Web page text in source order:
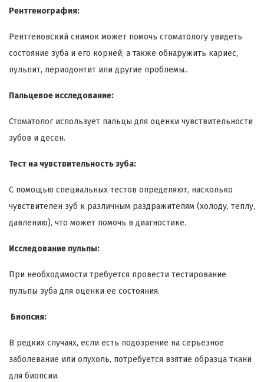
Рентгенография:
Рентгеновский снимок может помочь стоматологу увидеть
состояние зуба и его корней, а также обнаружить кариес,
пульпит, периодонтит или другие проблемы..
Пальцевое исследование:
Стоматолог использует пальцы для оценки чувствительности
зубов и десен.
Тест на чувствительность зуба:
С помощью специальных тестов определяют, насколько
чувствителен зуб к различным раздражителям (холоду, теплу,
давлению), что может помочь в диагностике.
Исследование пульпы:
При необходимости требуется провести тестирование
пульпы зуба для оценки ее состояния.
Биопсия:
В редких случаях, если есть подозрение на серьезное
заболевание или опухоль, потребуется взятие образца ткани
для биопсии.